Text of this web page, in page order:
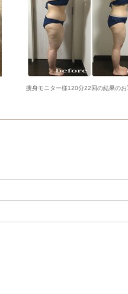
痩身モニター様120分22回の結果の